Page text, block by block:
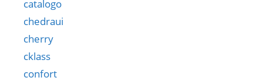
catalogo
chedraui
cherry
cklass
confort